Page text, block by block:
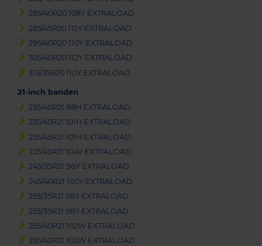
285/40R20 108Y EXTRALOAD
285/45R20 112Y EXTRALOAD
295/40R20 110Y EXTRALOAD
305/40R20 112Y EXTRALOAD
315/35R20 110Y EXTRALOAD
21-inch banden
235/40R21 98H EXTRALOAD
235/45R21 101H EXTRALOAD
235/45R21 101H EXTRALOAD
235/45R21 104V EXTRALOAD
245/35R21 96Y EXTRALOAD
245/40R21 100Y EXTRALOAD
255/35R21 98Y EXTRALOAD
255/35R21 98Y EXTRALOAD
255/40R21 102W EXTRALOAD
255/40R21 102W EXTRALOAD